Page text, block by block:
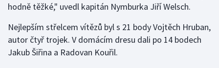
Motorsport
hodně těžké," uvedl kapitán Nymburka Jiří Welsch.
Nejlepším střelcem vítězů byl s 21 body Vojtěch Hruban,
autor čtyř trojek. V domácím dresu dali po 14 bodech
Jakub Šiřina a Radovan Kouřil.